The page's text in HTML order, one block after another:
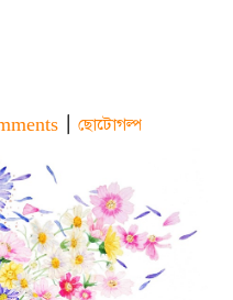
| ছোটোগল্প